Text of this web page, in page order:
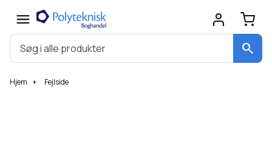
search
Hjem Fejlside